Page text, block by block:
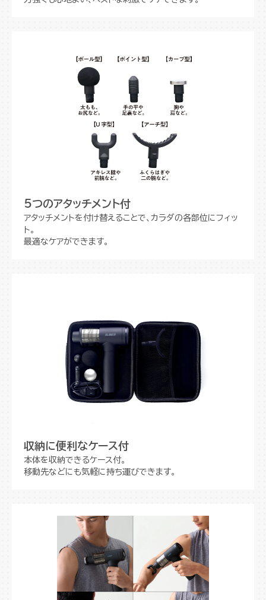
5つのアタッチメント付
アタッチメントを付け替えることで、カラダの各部位にフィッ
ト。
最適なケアができます。
収納に便利なケース付
本体を収納できるケース付。
移動先などにも気軽に持ち運びできます。